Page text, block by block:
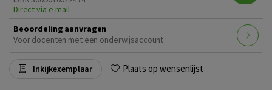
Direct via e-mail
Beoordeling aanvragen
Voor docenten met een onderwijsaccount
Inkijkexemplaar Plaats op wensenlijst